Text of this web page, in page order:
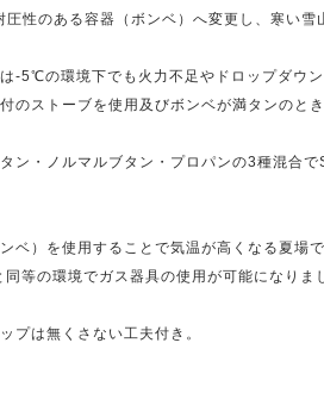
性のある容器（ボンベ）へ変更し、寒い
-5℃の環境下でも火力不足やドロップダウ
のストーブを使用及びボンベが満タンのとき
ン・ノルマルブタン・プロパンの3種混合
ベ）を使用することで気温が高くなる夏場
等の環境でガス器具の使用が可能になりま
プは無くさない工夫付き。